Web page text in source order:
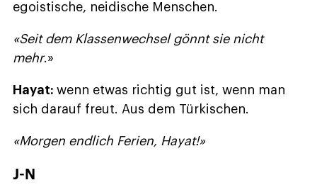
egoistische, neidische Menschen.
«Seit dem Klassenwechsel gönnt sie nicht
mehr.»
Hayat: wenn etwas richtig gut ist, wenn man
sich darauf freut. Aus dem Türkischen.
«Morgen endlich Ferien, Hayat!»
J-N